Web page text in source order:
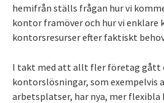
hemifrån ställs frågan hur vi
kontor framöver och hur vi enklare
kontorsresurser efter faktiskt
I takt med att allt fler företag gått
kontorslösningar, som exempelvis
arbetsplatser, har nya, mer